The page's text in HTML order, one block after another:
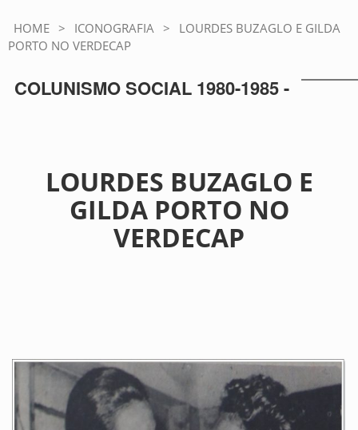
HOME > ICONOGRAFIA >
LOURDES BUZAGLO E GILDA
PORTO NO VERDECAP
COLUNISMO SOCIAL 1980-1985 -
LOURDES BUZAGLO E
GILDA PORTO NO
VERDECAP